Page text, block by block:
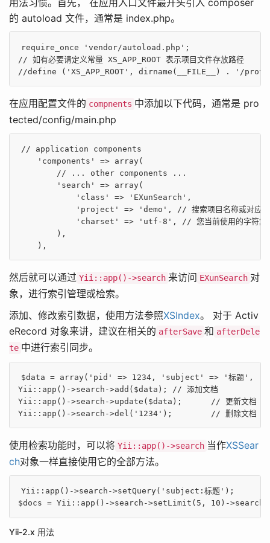
的 autoload 文件，通常是 index.php。
require_once 'vendor/autoload.php'
// 如有必要请定义常量 XS_APP_ROOT 表示项目文件存放路径
//define ('XS_APP_ROOT', dirname(__FILE__) . '/
在应用配置文件的 compnents 中添加以下代码，通常是 pro
tected/config/main.php
// application components
'components'
=> array(
// ... other components ...
'search'
=> array(
'class'
=> 'EXunSearch' ,
'project'
=> 'demo' ,
// 搜索项目名称或对应
'charset'
=> 'utf-8' ,
// 您当前使用的字符集
        ),
然后就可以通过 Yii::app()->search 来访问 EXunSearch 对
象，进行索引管理或检索。
添加、修改索引数据，使用方法参照XSIndex。 对于 Activ
eRecord 对象来讲，建议在相关的 afterSave 和 afterDele
te 中进行索引同步。
$data = array( 'pid' => 1234 , 'subject' => '标题' ,
Yii::app()->search->add( $data
// 添加文档
Yii::app()->search->update( $data
// 更新文档
Yii::app()->search->del( '1234' // 删除文档
使用检索功能时，可以将 Yii::app()->search 当作XSSear
ch对象一样直接使用它的全部方法。
Yii::app()->search->setQuery( 'subject:标题'
$docs = Yii::app()->search->setLimit( 5 , 10
Yii-2.x 用法